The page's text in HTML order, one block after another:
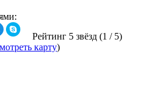
Рейтинг 5 звёзд (1 / 5)
карту)